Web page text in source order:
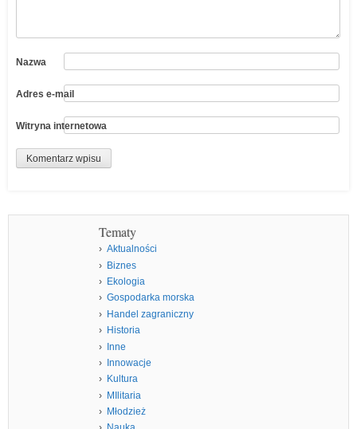
Nazwa
Adres e-mail
Witryna internetowa
Tematy
Aktualności
Biznes
Ekologia
Gospodarka morska
Handel zagraniczny
Historia
Inne
Innowacje
Kultura
MIlitaria
Młodzież